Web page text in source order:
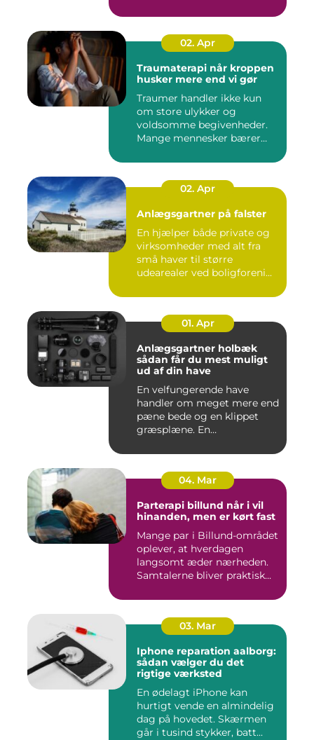
02. Apr
Traumaterapi når kroppen
husker mere end vi gør
Traumer handler ikke kun
om store ulykker og
voldsomme begivenheder.
Mange mennesker bærer
02. Apr
Anlægsgartner på falster
En hjælper både private og
virksomheder med alt fra
små haver til større
udearealer ved boligforeni...
01. Apr
Anlægsgartner holbæk
sådan får du mest muligt
ud af din have
En velfungerende have
handler om meget mere end
pæne bede og en klippet
græsplæne. En
04. Mar
Parterapi billund når i vil
hinanden, men er kørt fast
Mange par i Billund-området
oplever, at hverdagen
langsomt æder nærheden.
Samtalerne bliver praktisk...
03. Mar
Iphone reparation aalborg:
sådan vælger du det
rigtige værksted
En ødelagt iPhone kan
hurtigt vende en almindelig
dag på hovedet. Skærmen
går i tusind stykker, batt...